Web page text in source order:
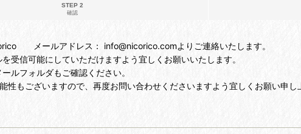
STEP 2
確認
メールアドレス： info@nicorico.comよりご連絡いたします。
受信可能にしていただけますよう宜しくお願いいたします。
ルフォルダもご確認ください。
もございますので、再度お問い合わせくださいますよう宜しくお願い申し